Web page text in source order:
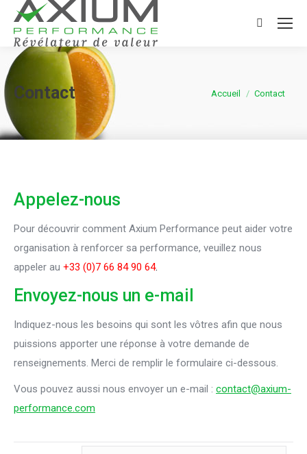
Search:
Contact Vous êtes ici :
Accueil Contact
Appelez-nous
Pour découvrir comment Axium Performance peut aider votre
organisation à renforcer sa performance, veuillez nous
appeler au +33 (0)7 66 84 90 64.
Envoyez-nous un e-mail
Indiquez-nous les besoins qui sont les vôtres afin que nous
puissions apporter une réponse à votre demande de
renseignements. Merci de remplir le formulaire ci-dessous.
Vous pouvez aussi nous envoyer un e-mail : contact@axium-
performance.com